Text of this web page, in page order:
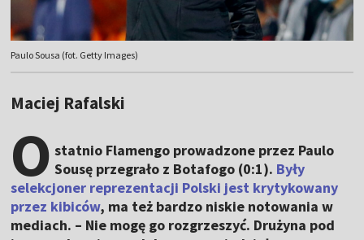
Paulo Sousa (fot. Getty Images)
Maciej Rafalski
O statnio Flamengo prowadzone przez Paulo
Sousę przegrało z Botafogo (0:1). Były
selekcjoner reprezentacji Polski jest krytykowany
przez kibiców, ma też bardzo niskie notowania w
mediach. – Nie mogę go rozgrzeszyć. Drużyna pod